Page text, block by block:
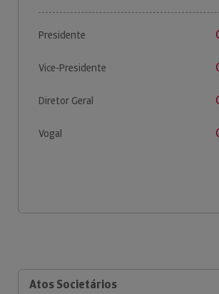
Presidente
Vice-Presidente
Diretor Geral
Vogal
Atos Societários